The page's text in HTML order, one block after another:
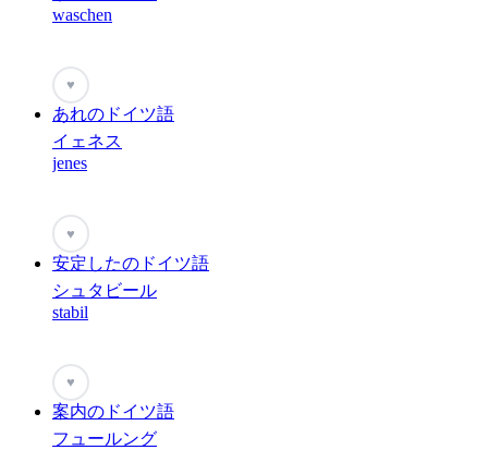
waschen
♥
あれのドイツ語
イェネス
jenes
♥
安定したのドイツ語
シュタビール
stabil
♥
案内のドイツ語
フュールング